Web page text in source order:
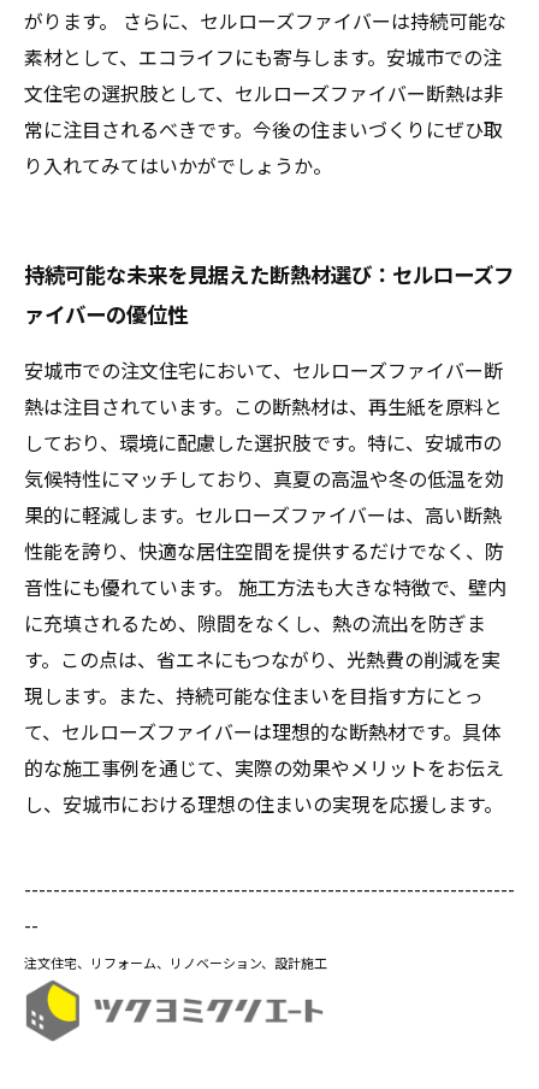
がります。 さらに、セルローズファイバーは持続可能な
素材として、エコライフにも寄与します。安城市での注
文住宅の選択肢として、セルローズファイバー断熱は非
常に注目されるべきです。今後の住まいづくりにぜひ取
り入れてみてはいかがでしょうか。
持続可能な未来を見据えた断熱材選び：セルローズフ
ァイバーの優位性
安城市での注文住宅において、セルローズファイバー断
熱は注目されています。この断熱材は、再生紙を原料と
しており、環境に配慮した選択肢です。特に、安城市の
気候特性にマッチしており、真夏の高温や冬の低温を効
果的に軽減します。セルローズファイバーは、高い断熱
性能を誇り、快適な居住空間を提供するだけでなく、防
音性にも優れています。 施工方法も大きな特徴で、壁内
に充填されるため、隙間をなくし、熱の流出を防ぎま
す。この点は、省エネにもつながり、光熱費の削減を実
現します。また、持続可能な住まいを目指す方にとっ
て、セルローズファイバーは理想的な断熱材です。具体
的な施工事例を通じて、実際の効果やメリットをお伝え
し、安城市における理想の住まいの実現を応援します。
--------------------------------------------------------------------
--
注文住宅、リフォーム、リノベーション、設計施工